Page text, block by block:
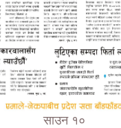
साउन १०